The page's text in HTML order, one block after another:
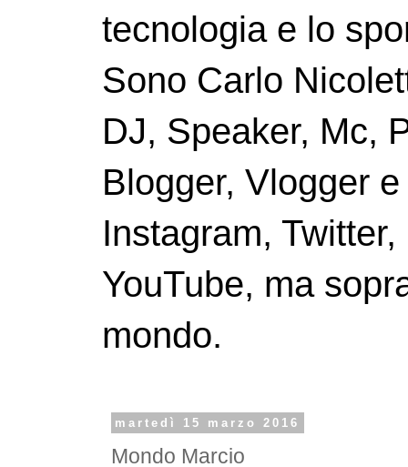
tecnologia e lo
Sono Carlo
DJ, Speaker, Mc,
Blogger, Vlogger
Instagram,
YouTube, ma
mondo.
martedì 15 marzo 2016
Mondo Marcio